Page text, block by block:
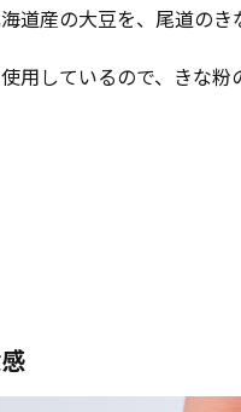
道産の大豆を、尾道のき
用しているので、きな粉